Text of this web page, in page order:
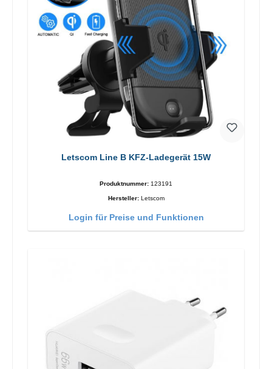
Letscom Line B KFZ-Ladegerät 15W
Produktnummer: 123191
Hersteller: Letscom
Login für Preise und Funktionen